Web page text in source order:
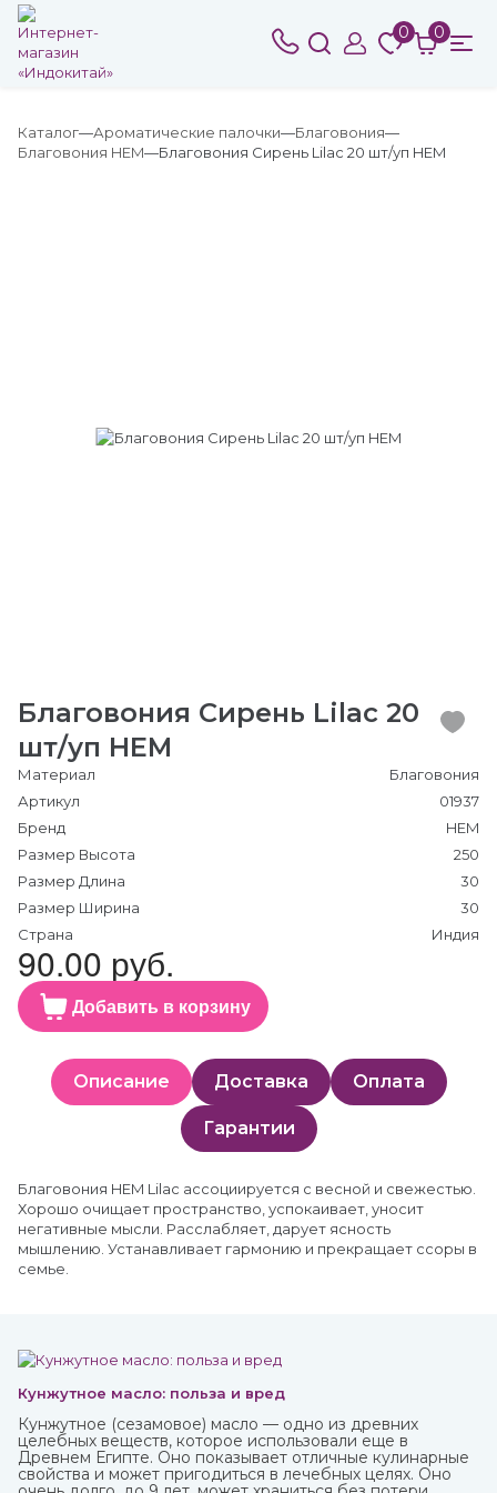
0 0
Каталог Ароматические палочки
Благовония
Благовония HEM
Благовония Сирень Lilac 20 шт/уп HEM
Благовония Сирень Lilac 20
шт/уп HEM
Материал
Благовония
Артикул
01937
Бренд
HEM
Размер Высота
250
Размер Длина
30
Размер Ширина
30
Страна
Индия
90.00 руб.
Добавить в корзину
Описание Доставка Оплата
Гарантии
Благовония HEM Lilac ассоциируется с весной и свежестью.
Хорошо очищает пространство, успокаивает, уносит
негативные мысли. Расслабляет, дарует ясность
мышлению. Устанавливает гармонию и прекращает ссоры в
семье.
Кунжутное масло: польза и вред
Кунжутное (сезамовое) масло — одно из древних
целебных веществ, которое использовали еще в
Древнем Египте. Оно показывает отличные кулинарные
свойства и может пригодиться в лечебных целях. Оно